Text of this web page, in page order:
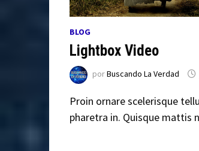
BLOG
Lightbox Video
porBuscando La Verdad
Proin ornare scelerisque
pharetra in. Quisque mattis